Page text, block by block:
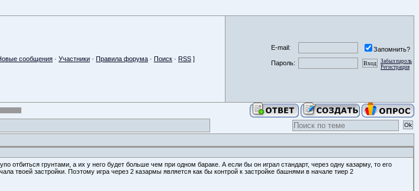
сообщения · Участники · Правила форума · Поиск · RSS ]
E-mail:
Запомнить?
Пароль:
Забыл пароль
Регистрация
отбиться грунтами, а их у него будет больше чем при одном бараке. А если бы он играл стандарт, через одну казарму, то его
твоей застройки. Поэтому игра через 2 казармы является как бы контрой к застройке башнями в начале тиер 2